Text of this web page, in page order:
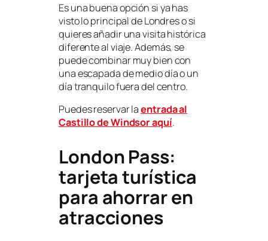
Es una buena opción si ya has
visto lo principal de Londres o si
quieres añadir una visita histórica
diferente al viaje. Además, se
puede combinar muy bien con
una escapada de medio día o un
día tranquilo fuera del centro.
Puedes reservar laentrada al
Castillo de Windsor aquí.
London Pass:
tarjeta turística
para ahorrar en
atracciones